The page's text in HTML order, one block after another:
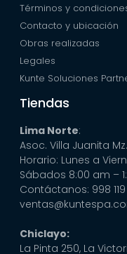
Términos y
Contacto y ubicación
Obras realizadas
Legales
Kunte Soluciones
Tiendas
Lima Norte:
Asoc. Villa Juanita Mz.
Horario: Lunes a
Sábados 8:00 am –
Contáctanos: 998
Chiclayo:
La Pinta 250, La